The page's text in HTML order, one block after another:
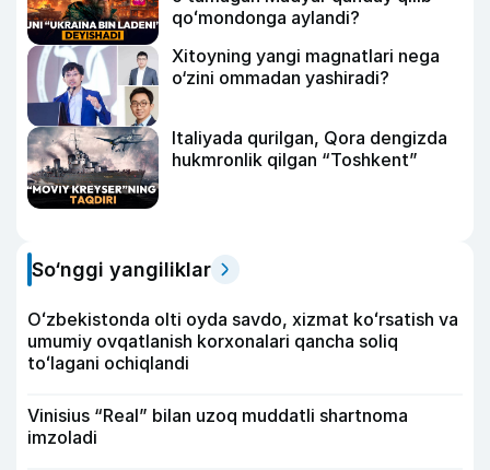
qoʻmondonga aylandi?
Xitoyning yangi magnatlari nega
o‘zini ommadan yashiradi?
Italiyada qurilgan, Qora dengizda
hukmronlik qilgan “Toshkent”
So‘nggi yangiliklar
Oʻzbekistonda olti oyda savdo, xizmat koʻrsatish va
umumiy ovqatlanish korxonalari qancha soliq
toʻlagani ochiqlandi
Vinisius “Real” bilan uzoq muddatli shartnoma
imzoladi